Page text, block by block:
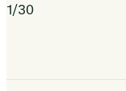
1/30